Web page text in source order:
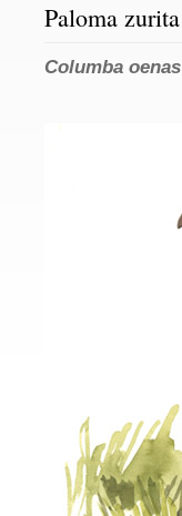
Paloma zurita
Columba oenas